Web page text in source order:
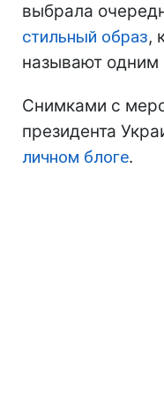
выбрала
стильный образ,
называют одним
Снимками с
президента
личном блоге.